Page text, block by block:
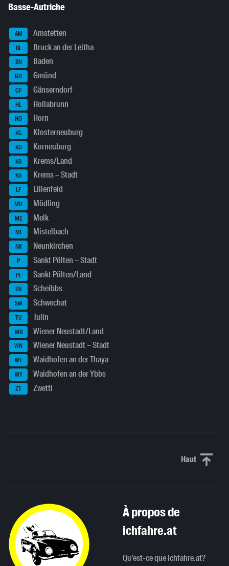
Basse-Autriche
AM Amstetten
BL Bruck an der Leitha
BN Baden
GD Gmünd
GF Gänserndorf
HL Hollabrunn
HO Horn
KG Klosterneuburg
KO Korneuburg
KR Krems/Land
KS Krems – Stadt
LF Lilienfeld
MD Mödling
ME Melk
MI Mistelbach
NK Neunkirchen
P Sankt Pölten – Stadt
PL Sankt Pölten/Land
SB Scheibbs
SW Schwechat
TU Tulln
WB Wiener Neustadt/Land
WN Wiener Neustadt – Stadt
WT Waidhofen an der Thaya
WY Waidhofen an der Ybbs
ZT Zwettl
HautHaut de
À propos de
ichfahre.at
Qu’est-ce que ichfahre.at?